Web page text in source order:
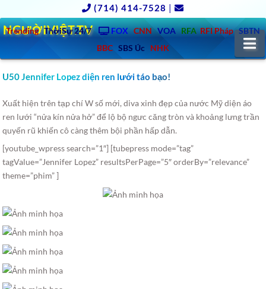
(714) 414-7528 |
Trending ThờiSự 24/7 FOX CNN VOA RFA RFI Pháp SBTN
BBC SBS Úc NHK
NGƯỜIVIỆT.TV
U50 Jennifer Lopez diện ren lưới táo bạo!
Xuất hiện trên tạp chí W số mới, diva xinh đẹp của nước Mỹ diện áo
ren lưới “nửa kín nửa hở” để lộ bộ ngưc căng tròn và khoảng lưng trần
quyến rũ khiến cô càng thêm bội phần hấp dẫn.
[youtube_wpress search=”1″] [tubepress mode=”tag”
tagValue=”Jennifer Lopez” resultsPerPage=”5″ orderBy=”relevance”
theme=”phim” ]